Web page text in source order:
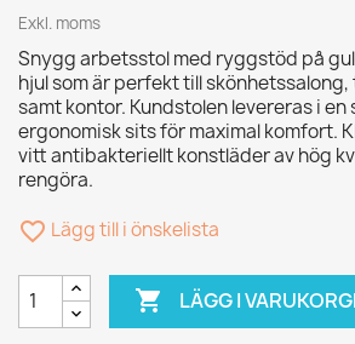
Exkl. moms
Snygg arbetsstol med ryggstöd på
hjul som är perfekt till
samt kontor. Kundstolen levereras i
ergonomisk sits för maximal komfort.
vitt antibakteriellt konstläder av hög
rengöra.
favorite_border Lägg till i önskelista
 LÄGG I